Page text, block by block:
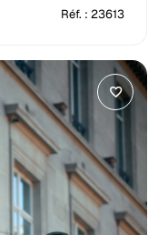
Réf. : 23613